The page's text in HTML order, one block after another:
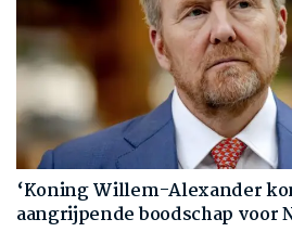
‘Koning Willem-Alexander
aangrijpende boodschap voor